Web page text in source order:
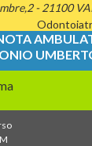
- 21100